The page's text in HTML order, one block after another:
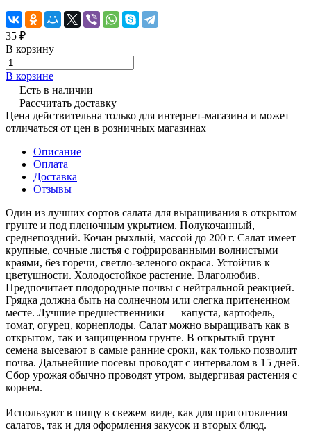
35 ₽
В корзину
В корзине
Есть в наличии
Рассчитать доставку
Цена действительна только для интернет-магазина и может
отличаться от цен в розничных магазинах
Описание
Оплата
Доставка
Отзывы
Один из лучших сортов салата для выращивания в открытом
грунте и под пленочным укрытием. Полукочанный,
среднепоздний. Кочан рыхлый, массой до 200 г. Салат имеет
крупные, сочные листья с гофрированными волнистыми
краями, без горечи, светло-зеленого окраса. Устойчив к
цветушности. Холодостойкое растение. Влаголюбив.
Предпочитает плодородные почвы с нейтральной реакцией.
Грядка должна быть на солнечном или слегка притененном
месте. Лучшие предшественники — капуста, картофель,
томат, огурец, корнеплоды. Салат можно выращивать как в
открытом, так и защищенном грунте. В открытый грунт
семена высевают в самые ранние сроки, как только позволит
почва. Дальнейшие посевы проводят с интервалом в 15 дней.
Сбор урожая обычно проводят утром, выдергивая растения с
корнем.
Используют в пищу в свежем виде, как для приготовления
салатов, так и для оформления закусок и вторых блюд.